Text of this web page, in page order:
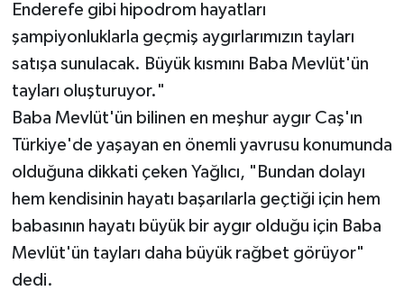
Enderefe gibi hipodrom hayatları
şampiyonluklarla geçmiş aygırlarımızın tayları
satışa sunulacak. Büyük kısmını Baba Mevlüt'ün
tayları oluşturuyor."
Baba Mevlüt'ün bilinen en meşhur aygır Caş'ın
Türkiye'de yaşayan en önemli yavrusu konumunda
olduğuna dikkati çeken Yağlıcı, "Bundan dolayı
hem kendisinin hayatı başarılarla geçtiği için hem
babasının hayatı büyük bir aygır olduğu için Baba
Mevlüt'ün tayları daha büyük rağbet görüyor"
dedi.